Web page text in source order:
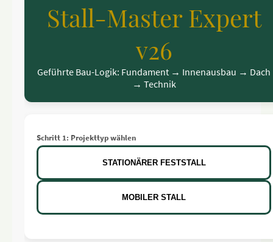
Stall-Master Expert
v26
Geführte Bau-Logik: Fundament → Innenausbau → Dach
→ Technik
Schritt 1: Projekttyp wählen
STATIONÄRER FESTSTALL
MOBILER STALL